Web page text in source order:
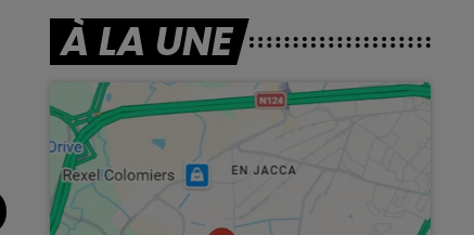
À LA UNE